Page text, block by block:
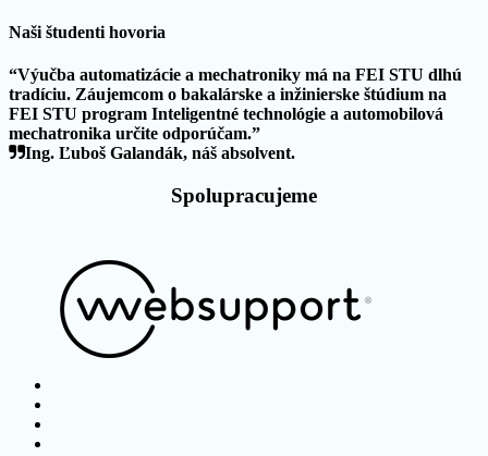
Naši študenti hovoria
“Výučba automatizácie a mechatroniky má na FEI STU dlhú
tradíciu. Záujemcom o bakalárske a inžinierske štúdium na
FEI STU program Inteligentné technológie a automobilová
mechatronika určite odporúčam.”
Ing. Ľuboš Galandák, náš absolvent.
Spolupracujeme